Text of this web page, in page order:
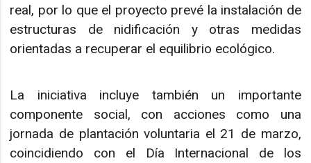
real, por lo que el proyecto prevé la instalación de
estructuras de nidificación y otras medidas
orientadas a recuperar el equilibrio ecológico.
La iniciativa incluye también un importante
componente social, con acciones como una
jornada de plantación voluntaria el 21 de marzo,
coincidiendo con el Día Internacional de los